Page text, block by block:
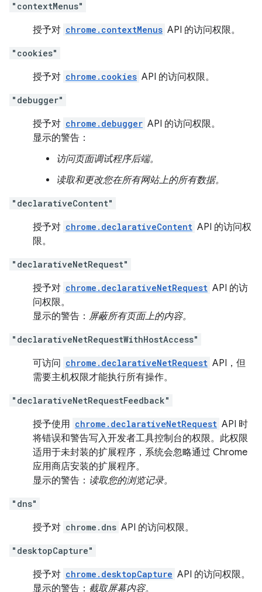
"contextMenus"
授予对 chrome.contextMenus API 的访问权限。
"cookies"
授予对 chrome.cookies API 的访问权限。
"debugger"
授予对 chrome.debugger API 的访问权限。
显示的警告：
访问页面调试程序后端。
读取和更改您在所有网站上的所有数据。
"declarativeContent"
授予对 chrome.declarativeContent API 的访问权
限。
"declarativeNetRequest"
授予对 chrome.declarativeNetRequest API 的访
问权限。
显示的警告： 屏蔽所有页面上的内容。
"declarativeNetRequestWithHostAccess"
可访问 chrome.declarativeNetRequest API，但
需要主机权限才能执行所有操作。
"declarativeNetRequestFeedback"
授予使用 chrome.declarativeNetRequest API 时
将错误和警告写入开发者工具控制台的权限。此权限
适用于未封装的扩展程序，系统会忽略通过 Chrome
应用商店安装的扩展程序。
显示的警告： 读取您的浏览记录。
"dns"
授予对 chrome.dns API 的访问权限。
"desktopCapture"
授予对 chrome.desktopCapture API 的访问权限。
显示的警告： 截取屏幕内容。